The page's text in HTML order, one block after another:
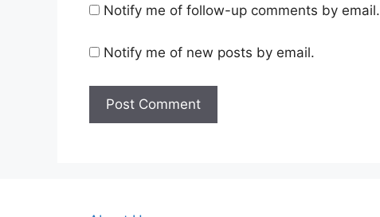
Notify me of follow-up comments by email.
Notify me of new posts by email.